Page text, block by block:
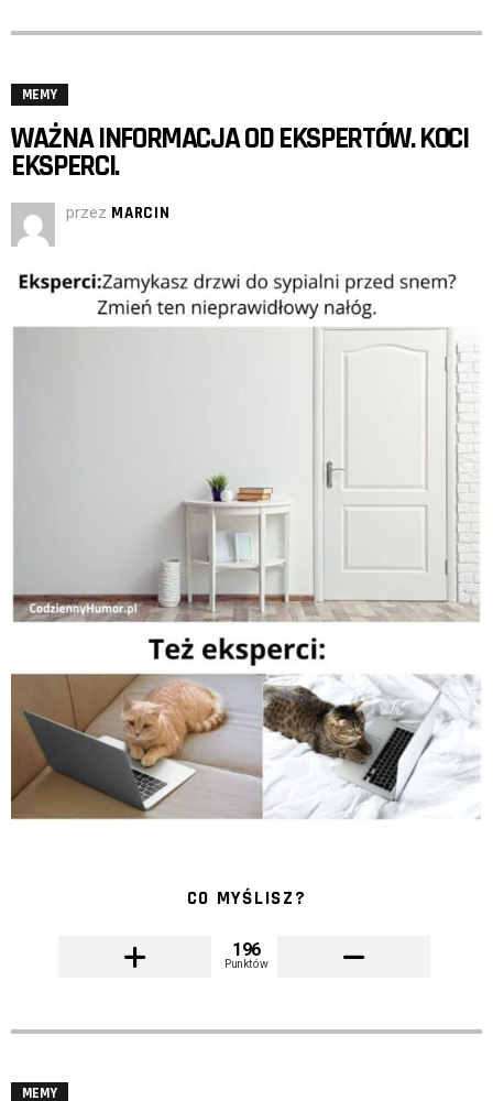
MEMY
WAŻNA INFORMACJA OD EKSPERTÓW. KOCI
EKSPERCI.
przez MARCIN
CO MYŚLISZ?
196
Punktów
MEMY